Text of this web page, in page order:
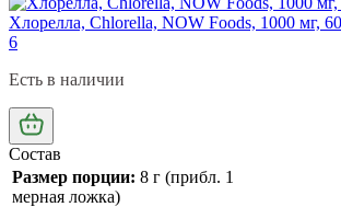
Хлорелла, Chlorella, NOW Foods, 1000 мг,
6
Есть в наличии
Состав
Размер порции: 8 г (прибл. 1
мерная ложка)